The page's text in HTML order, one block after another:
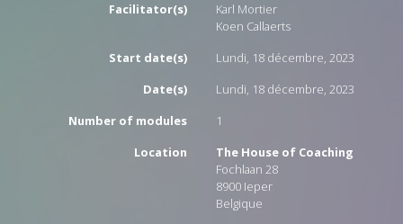
Facilitator(s)
Karl Mortier
Koen Callaerts
Start date(s)
Lundi, 18 décembre, 2023
Date(s)
Lundi, 18 décembre, 2023
Number of modules
1
Location
The House of Coaching
Fochlaan 28
8900 Ieper
Belgique